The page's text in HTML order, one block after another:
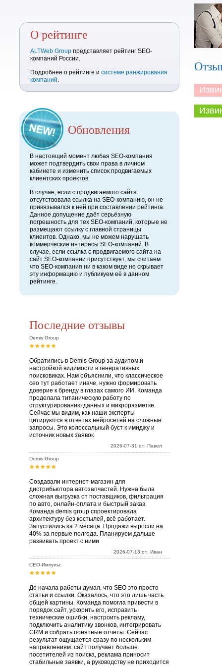
О рейтинге
ALTWeb Group представляет рейтинг SEO-
компаний России.
Подробнее о рейтинге и системе ранжирования
компаний.
Обновления
В настоящий момент любая SEO-компания
может подтвердить свои права в личном
кабинете и изменить список продвигаемых
клиентских проектов.
В случае, если с продвигаемого сайта
отсутствовала ссылка на SEO-компанию, он не
привязывался к ней при составлении рейтинга.
Данное допущение даёт серьёзную
погрешность для тех SEO-компаний, которые не
размещают ссылку с главной страницы
клиентов. Однако, мы не можем нарушать
коммерческие интересы SEO-компаний. В
случае, если ссылка с продвигаемого сайта на
сайт SEO-компании присутствует, мы считаем
что SEO-компания ни в каком виде не скрывает
эту информацию и публикуем её в данном
рейтинге.
Последние отзывы
Demis Group
Обратились в Demis Group за аудитом и
настройкой видимости в генеративных
поисковиках. Нам объяснили, что классическое
сео тут работает иначе, нужно формировать
доверие к бренду в глазах самого ИИ. Команда
проделала титаническую работу по
структурированию данных и микроразметке.
Сейчас мы видим, как наши эксперты
цитируются в ответах нейросетей на сложные
запросы. Это колоссальный буст к имиджу и
источник новых заявок
2026-07-31 от: Павел
Demis Group
Создавали интернет-магазин для
дистрибьютора автозапчастей. Нужна была
сложная выгрузка от поставщиков, фильтрация
по авто, онлайн-оплата и быстрый заказ.
Команда demis group спроектировала
архитектуру без костылей, всё работает.
Запустились за 2 месяца. Продажи выросли на
40% за первые полгода. Планируем дальше
развивать проект с ними
2026-07-13 от: Иван
СЕО-Импульс
До начала работы думал, что SEO это просто
статьи и ссылки. Оказалось, что это лишь часть
общей картины. Команда помогла привести в
порядок сайт, ускорить его, исправить
технические ошибки, настроить рекламу,
подключить аналитику звонков, интегрировать
CRM и собрать понятные отчеты. Сейчас
результат ощущается сразу по нескольким
направлениям: сайт получает больше
посетителей из поиска, реклама приносит
стабильные заявки, а руководству не приходится